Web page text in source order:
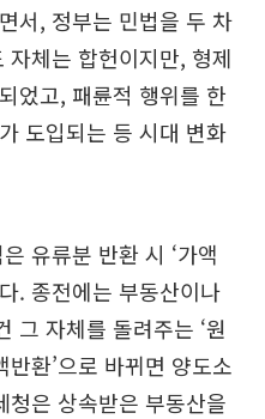
서, 정부는 민법을 두 차
체는 합헌이지만, 형제
었고, 패륜적 행위를 한
도입되는 등 시대 변화
유류분 반환 시 ‘가액
. 종전에는 부동산이나
그 자체를 돌려주는 ‘원
반환’으로 바뀌면 양도소
은 상속받은 부동산을